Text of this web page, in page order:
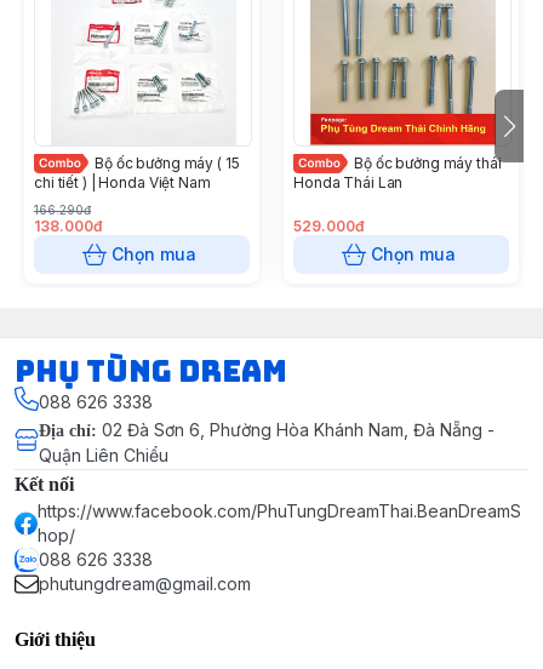
Bộ ốc bưởng máy ( 15
chi tiết ) | Honda Việt Nam
166.290đ
138.000đ
Chọn mua
Bộ ốc bưởng máy thái
Honda Thái Lan
529.000đ
Chọn mua
Phụ Tùng Dream
088 626 3338
Địa chỉ: 02 Đà Sơn 6, Phường Hòa Khánh Nam, Đà Nẵng -
Quận Liên Chiểu
Kết nối
https://www.facebook.com/PhuTungDreamThai.BeanDreamS
hop/
088 626 3338
phutungdream@gmail.com
Giới thiệu